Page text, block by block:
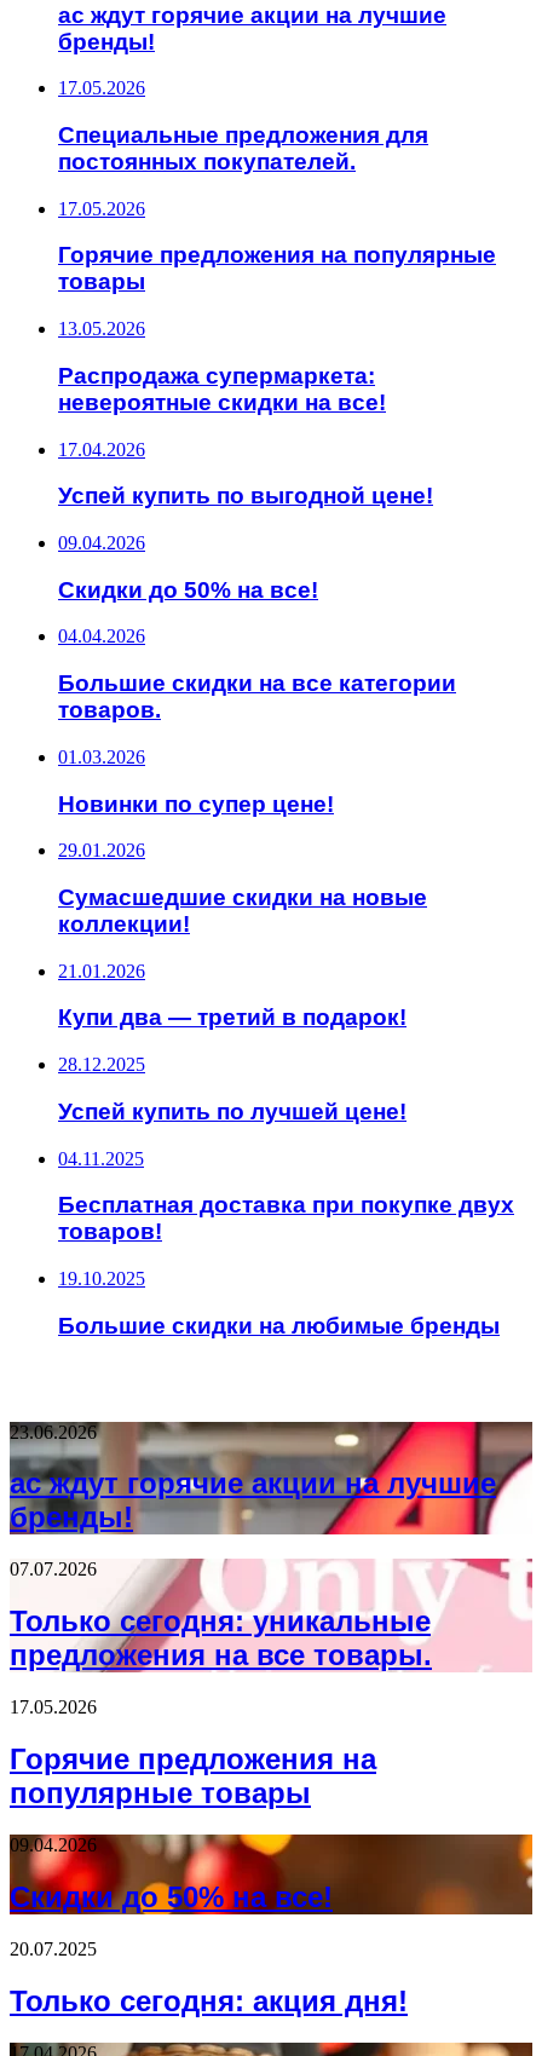
ас ждут горячие акции на лучшие
бренды!
17.05.2026
Специальные предложения для
постоянных покупателей.
17.05.2026
Горячие предложения на популярные
товары
13.05.2026
Распродажа супермаркета:
невероятные скидки на все!
17.04.2026
Успей купить по выгодной цене!
09.04.2026
Скидки до 50% на все!
04.04.2026
Большие скидки на все категории
товаров.
01.03.2026
Новинки по супер цене!
29.01.2026
Сумасшедшие скидки на новые
коллекции!
21.01.2026
Купи два — третий в подарок!
28.12.2025
Успей купить по лучшей цене!
04.11.2025
Бесплатная доставка при покупке двух
товаров!
19.10.2025
Большие скидки на любимые бренды
23.06.2026
ас ждут горячие акции на лучшие
бренды!
07.07.2026
Только сегодня: уникальные
предложения на все товары.
17.05.2026
Горячие предложения на
популярные товары
09.04.2026
Скидки до 50% на все!
20.07.2025
Только сегодня: акция дня!